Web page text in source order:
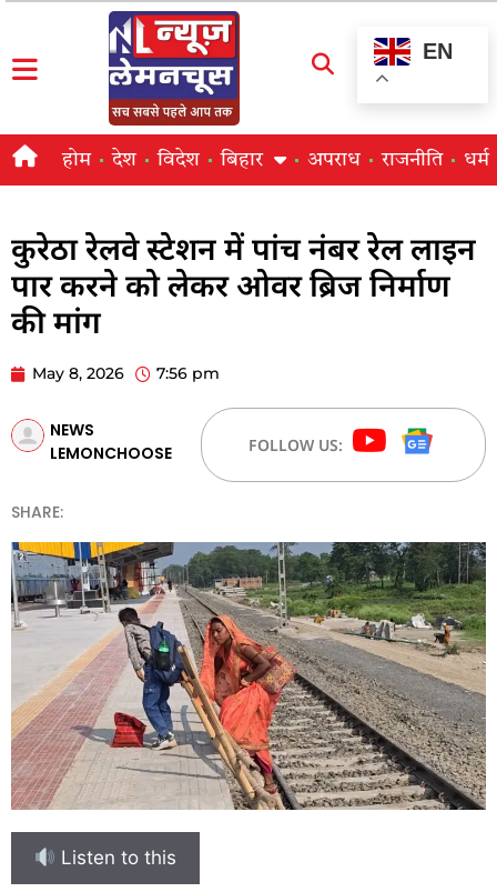
EN
होम देश विदेश बिहार अपराध राजनीति धर्म
कुरेठा रेलवे स्टेशन में पांच नंबर रेल लाइन
पार करने को लेकर ओवर ब्रिज निर्माण
की मांग
May 8, 2026 7:56 pm
NEWS
LEMONCHOOSE
FOLLOW US:
SHARE:
Listen to this